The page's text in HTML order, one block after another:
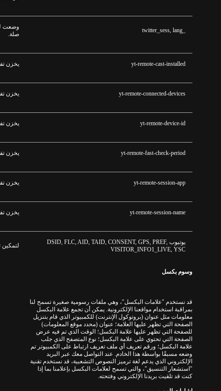
_twitter_sess, lang
وضعت
صلة.
yt-remote-cast-installed يخزن
yt-remote-connected-devices يخزن
yt-remote-device-id يخزن
yt-remote-fast-check-period يخزن
yt-remote-session-app يخزن
yt-remote-session-name يخزن
يوتيوبDSID, FLC, AID, TAID, CONSENT, GPS, PREF,
VISITOR_INFO1_LIVE, YSC
لتمكين
وسوم بكسل
قد نستخدم "علامات البكسل"، وهي ملفات رسومية صغيرة تسمح لنا
بمراقبة استخدام مواقعنا الإلكترونية.يمكن أن تجمع علامة البكسل
معلومات مثل عنوان(بروتوكول الإنترنت) للكمبيوتر الذي قام بتنزيل
الصفحة التي تظهر عليها العلامة؛ عنوان(محدد موقع المعلومات)
للصفحة التي تظهر عليها علامة البكسل؛ الوقت الذي تم فيه عرض
الصفحة التي تحتوي على علامة البكسل؛ نوع المتصفح الذي جلب
علامة البكسل؛ ورقم تعريف أي ملف تعريف ارتباط على الكمبيوتر تم
وضعه مسبقًا بواسطة هذا الخادم. عند التواصل معك عبر البريد
الإلكتروني الذي يدعم لغة ترميز النصوص التشعبية، قد نستخدم تقنية
" استشعار التنسيق"، والتي تسمح لعلامات البكسل بإعلامنا بما إذا
كنت قد تلقيت بريدنا الإلكتروني وفتحته.